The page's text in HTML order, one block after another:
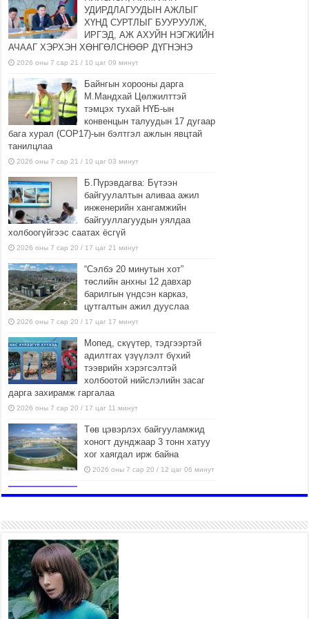
УДИРДЛАГУУДЫН АЖЛЫГ
ХҮНД СУРТЛЫГ БУУРУУЛЖ,
ИРГЭД, АЖ АХУЙН НЭГЖИЙН
АЧААГ ХЭРХЭН ХӨНГӨЛСНӨӨР ДҮГНЭНЭ
2026 оны 7 сар 21 / 10 цаг 09 минут
Байнгын хорооны дарга
М.Мандхай Цөлжилттэй
тэмцэх тухай НҮБ-ын
конвенцын талуудын 17 дугаар
бага хурал (СОР17)-ын бэлтгэл ажлын явцтай
танилцлаа
2026 оны 7 сар 21 / 10 цаг 03 минут
Б.Пүрэвдагва: Бүтээн
байгуулалтын аливаа ажил
инженерийн хангамжийн
байгууллагуудын уялдаа
холбоогүйгээс саатах ёсгүй
2026 оны 7 сар 20 / 17 цаг 21 минут
“Сэлбэ 20 минутын хот”
төслийн анхны 12 давхар
барилгын үндсэн карказ,
цутгалтын ажил дууслаа
2026 оны 7 сар 20 / 17 цаг 17 минут
Мопед, скүүтер, тэдгээртэй
адилтгах үзүүлэлт бүхий
тээврийн хэрэгсэлтэй
холбоотой нийслэлийн засаг
дарга захирамж гаргалаа
2026 оны 7 сар 20 / 17 цаг 11 минут
Төв цэвэрлэх байгууламжид
хоногт дунджаар 3 тонн хатуу
хог хаягдал ирж байна
2026 оны 7 сар 20 / 12 цаг 06 минут
“Жил бүрийн өвөл, жил бүрийн
ижил асуудал”
2026 оны 7 сар 20 / 11 цаг 16 минут
Б.Пүрэвдагва: Нийслэлд хийх
бүх замыг ус зайлуулах